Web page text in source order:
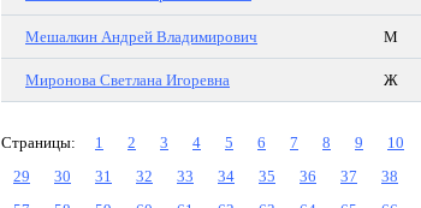
Мешалкин Андрей Владимирович М
Миронова Светлана Игоревна Ж
Страницы: 1 2 3 4 5 6 7 8 9 10
29
30 31 32 33 34 35 36 37 38